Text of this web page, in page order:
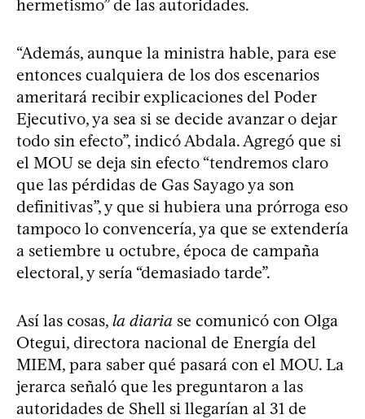
hermetismo” de las autoridades.
“Además, aunque la ministra hable, para ese
entonces cualquiera de los dos escenarios
ameritará recibir explicaciones del Poder
Ejecutivo, ya sea si se decide avanzar o dejar
todo sin efecto”, indicó Abdala. Agregó que si
el MOU se deja sin efecto “tendremos claro
que las pérdidas de Gas Sayago ya son
definitivas”, y que si hubiera una prórroga eso
tampoco lo convencería, ya que se extendería
a setiembre u octubre, época de campaña
electoral, y sería “demasiado tarde”.
Así las cosas, la diaria se comunicó con Olga
Otegui, directora nacional de Energía del
MIEM, para saber qué pasará con el MOU. La
jerarca señaló que les preguntaron a las
autoridades de Shell si llegarían al 31 de